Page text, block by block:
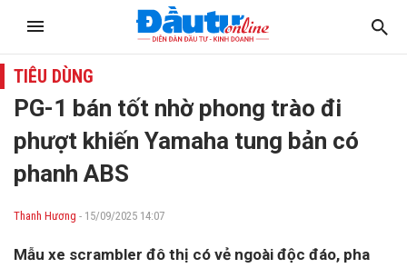
TIÊU DÙNG
PG-1 bán tốt nhờ phong trào đi
phượt khiến Yamaha tung bản có
phanh ABS
Thanh Hương - 15/09/2025 14:07
Mẫu xe scrambler đô thị có vẻ ngoài độc đáo, pha